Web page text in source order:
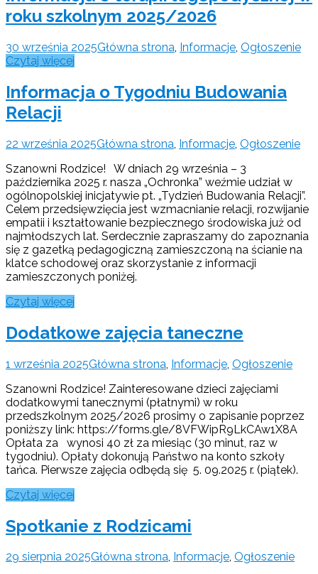
roku szkolnym 2025/2026
30 września 2025Główna strona, Informacje, Ogłoszenie
Czytaj więcej
Informacja o Tygodniu Budowania
Relacji
22 września 2025Główna strona, Informacje, Ogłoszenie
Szanowni Rodzice! W dniach 29 września – 3
października 2025 r. nasza „Ochronka” weźmie udział w
ogólnopolskiej inicjatywie pt. „Tydzień Budowania Relacji”.
Celem przedsięwzięcia jest wzmacnianie relacji, rozwijanie
empatii i kształtowanie bezpiecznego środowiska już od
najmłodszych lat. Serdecznie zapraszamy do zapoznania
się z gazetką pedagogiczną zamieszczoną na ścianie na
klatce schodowej oraz skorzystanie z informacji
zamieszczonych poniżej.
Czytaj więcej
Dodatkowe zajęcia taneczne
1 września 2025Główna strona Informacje Ogłoszenie
Szanowni Rodzice! Zainteresowane dzieci zajęciami
dodatkowymi tanecznymi (płatnymi) w roku
przedszkolnym 2025/2026 prosimy o zapisanie poprzez
poniższy link: https://forms.gle/8VFWipR9LkCAw1X8A
Opłata za wynosi 40 zł za miesiąc (30 minut, raz w
tygodniu). Opłaty dokonują Państwo na konto szkoły
tańca. Pierwsze zajęcia odbędą się 5. 09.2025 r. (piątek).
Czytaj więcej
Spotkanie z Rodzicami
29 sierpnia 2025Główna strona, Informacje, Ogłoszenie